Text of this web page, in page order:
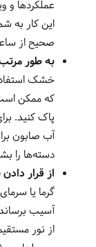
عملکردها
این کار به
صحیح از
به طور
خشک استفاده
که ممکن
پاک کنید.
آب صابون
دسته‌ها را
از قرار
گرما یا
آسیب
از نور